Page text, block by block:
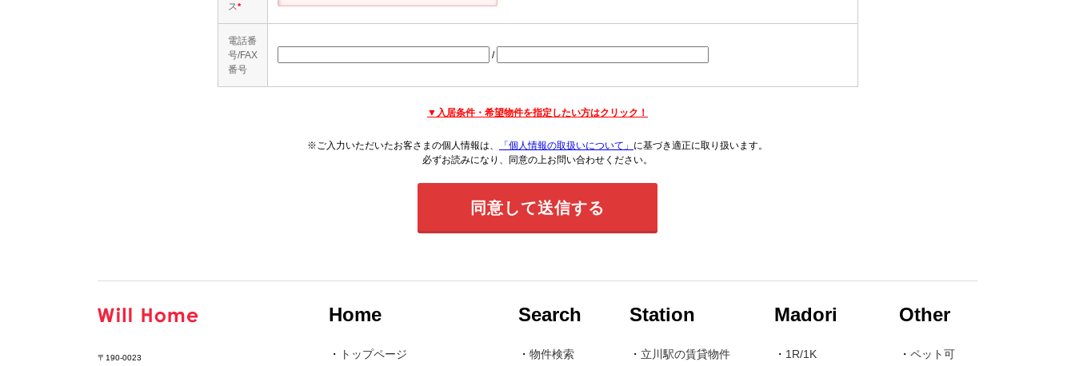
ス*
電話番
号/FAX
番号
/
▼入居条件・希望物件を指定したい方はクリック！
※ご入力いただいたお客さまの個人情報は、 「個人情報の取扱いについて」 に基づき適正に取り扱います。
必ずお読みになり、同意の上お問い合わせください。
〒190-0023
Home
・ トップページ
Search
・ 物件検索
Station
・ 立川駅の賃貸物件
Madori
・ 1R/1K
Other
・ ペット可